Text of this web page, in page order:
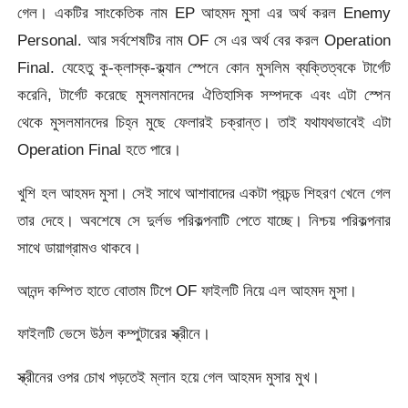
গেল। একটির সাংকেতিক নাম EP আহমদ মুসা এর অর্থ করল Enemy
Personal. আর সর্বশেষটির নাম OF সে এর অর্থ বের করল Operation
Final. যেহেতু কু-ক্লাস্ক-ক্ল্যান স্পেনে কোন মুসলিম ব্যক্তিত্বকে টার্গেট
করেনি, টার্গেট করেছে মুসলমানদের ঐতিহাসিক সম্পদকে এবং এটা স্পেন
থেকে মুসলমানদের চিহ্ন মুছে ফেলারই চক্রান্ত। তাই যথাযথভাবেই এটা
Operation Final হতে পারে।
খুশি হল আহমদ মুসা। সেই সাথে আশাবাদের একটা প্রচন্ড শিহরণ খেলে গেল
তার দেহে। অবশেষে সে দুর্লভ পরিকল্পনাটি পেতে যাচ্ছে। নিশ্চয় পরিকল্পনার
সাথে ডায়াগ্রামও থাকবে।
আনন্দ কম্পিত হাতে বোতাম টিপে OF ফাইলটি নিয়ে এল আহমদ মুসা।
ফাইলটি ভেসে উঠল কম্পুটারের স্ক্রীনে।
স্ক্রীনের ওপর চোখ পড়তেই ম্লান হয়ে গেল আহমদ মুসার মুখ।